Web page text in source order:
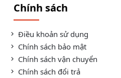
Chính sách
Điều khoản sử dụng
Chính sách bảo mật
Chính sách vận chuyển
Chính sách đổi trả